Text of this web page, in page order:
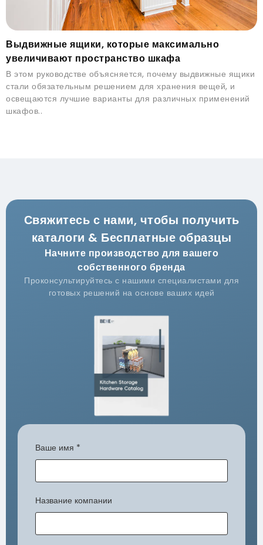
Выдвижные ящики, которые максимально
увеличивают пространство шкафа
В этом руководстве объясняется, почему выдвижные ящики
стали обязательным решением для хранения вещей, и
освещаются лучшие варианты для различных применений
шкафов..
Свяжитесь с нами, чтобы получить
каталоги & Бесплатные образцы
Начните производство для вашего
собственного бренда
Проконсультируйтесь с нашими специалистами для
готовых решений на основе ваших идей
Ваше имя *
Название компании